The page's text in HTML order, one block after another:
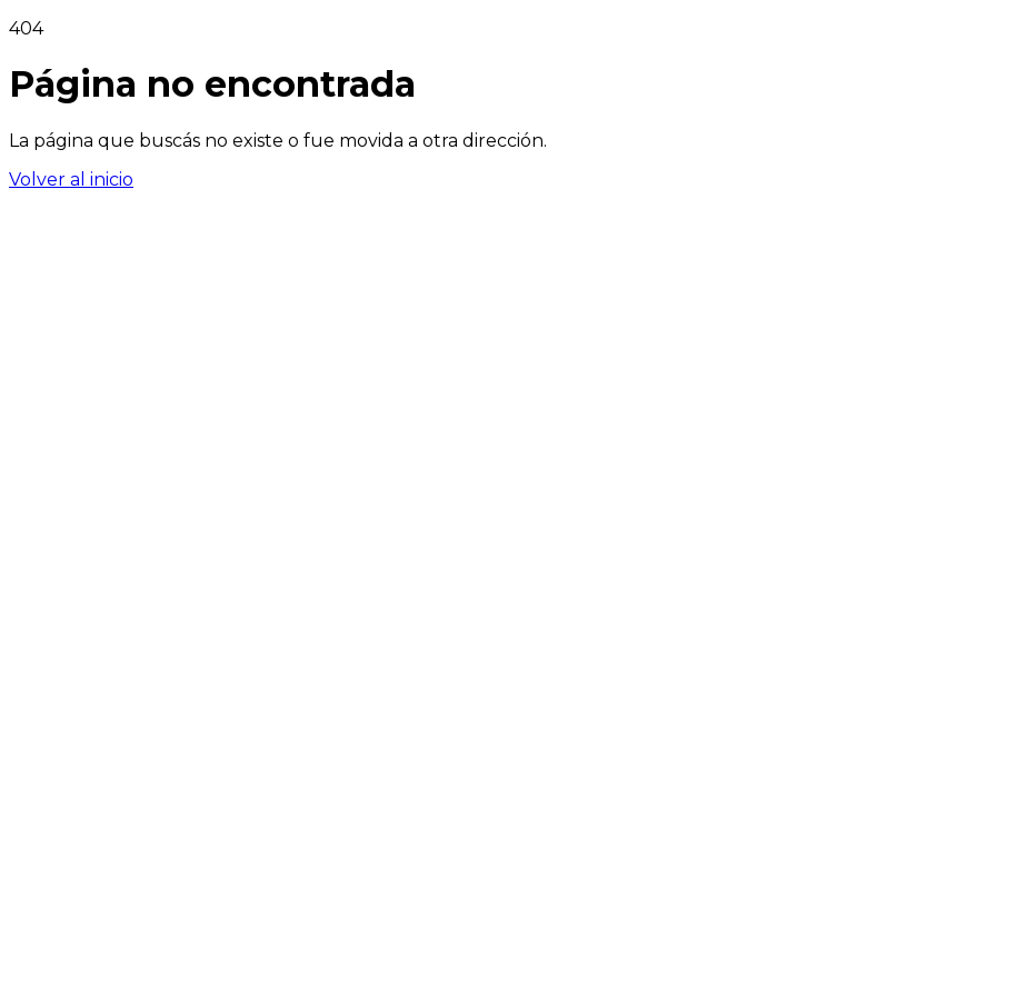
404
Página no encontrada
La página que buscás no existe o fue movida a otra dirección.
Volver al inicio